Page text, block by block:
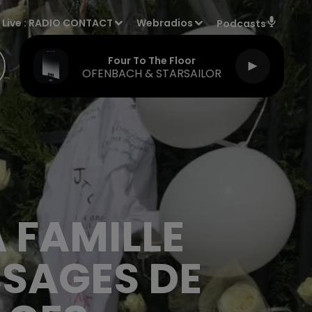
Live :RADIO CONTACT Webradios Podcasts
Four To The Floor
OFENBACH & STARSAILOR
DE